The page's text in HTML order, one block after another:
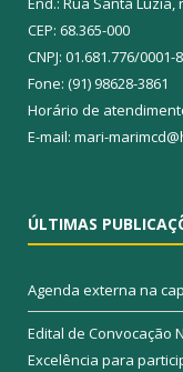
CEP: 68.365-000
CNPJ: 01.681.776/0001-
Fone: (91) 98628-3861
Horário de
E-mail: mari-
ÚLTIMAS
Agenda externa na
Edital de Convocação
Excelência para